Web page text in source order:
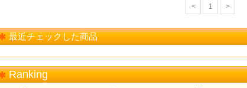
< 1 >
最近チェックした商品
Ranking